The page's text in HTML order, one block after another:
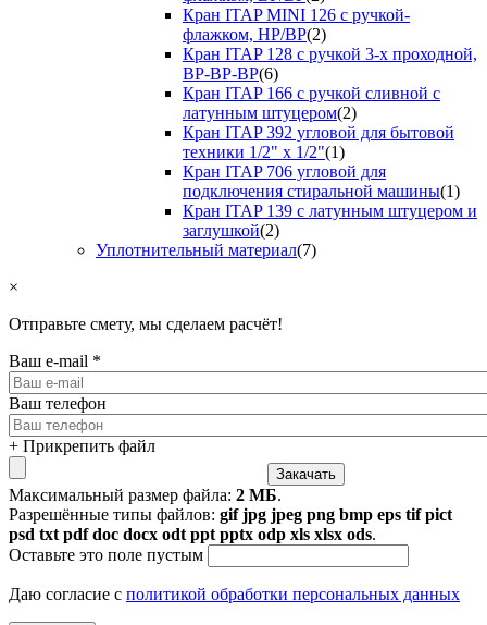
Кран ITAP MINI 126 с ручкой-
флажком, НР/ВР(2)
Кран ITAP 128 с ручкой 3-х проходной,
ВР-ВР-ВР(6)
Кран ITAP 166 с ручкой сливной с
латунным штуцером(2)
Кран ITAP 392 угловой для бытовой
техники 1/2" х 1/2"(1)
Кран ITAP 706 угловой для
подключения стиральной машины(1)
Кран ITAP 139 с латунным штуцером и
заглушкой(2)
Уплотнительный материал(7)
×
Отправьте смету, мы сделаем расчёт!
Ваш e-mail *
Ваш телефон
+ Прикрепить файл
Максимальный размер файла: 2 МБ.
Разрешённые типы файлов: gif jpg jpeg png bmp eps tif pict
psd txt pdf doc docx odt ppt pptx odp xls xlsx ods.
Оставьте это поле пустым
Даю согласие с политикой обработки персональных данных